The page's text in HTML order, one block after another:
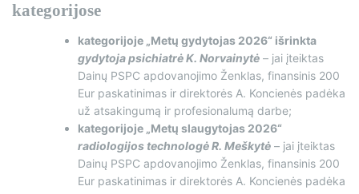
kategorijose
kategorijoje „Metų gydytojas 2026“ išrinkta
gydytoja psichiatrė K. Norvainytė – jai įteiktas
Dainų PSPC apdovanojimo Ženklas, finansinis 200
Eur paskatinimas ir direktorės A. Koncienės padėka
už atsakingumą ir profesionalumą darbe;
kategorijoje „Metų slaugytojas 2026“
radiologijos technologė R. Meškytė – jai įteiktas
Dainų PSPC apdovanojimo Ženklas, finansinis 200
Eur paskatinimas ir direktorės A. Koncienės padėka